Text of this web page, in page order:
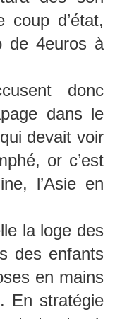
d’état,
de 4euros à
donc
dans le
devait voir
or c’est
l’Asie en
la loge des
des enfants
en mains
En stratégie